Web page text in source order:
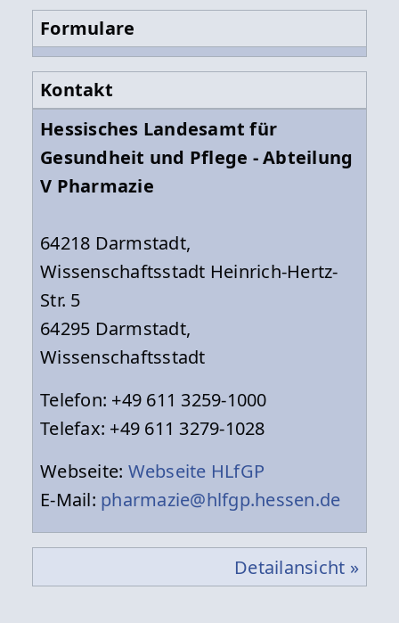
Formulare
Kontakt
Hessisches Landesamt für
Gesundheit und Pflege - Abteilung
V Pharmazie
64218 Darmstadt,
Wissenschaftsstadt Heinrich-Hertz-
Str. 5
64295 Darmstadt,
Wissenschaftsstadt
Telefon: +49 611 3259-1000
Telefax: +49 611 3279-1028
Webseite: Webseite HLfGP
E-Mail: pharmazie@hlfgp.hessen.de
Detailansicht »